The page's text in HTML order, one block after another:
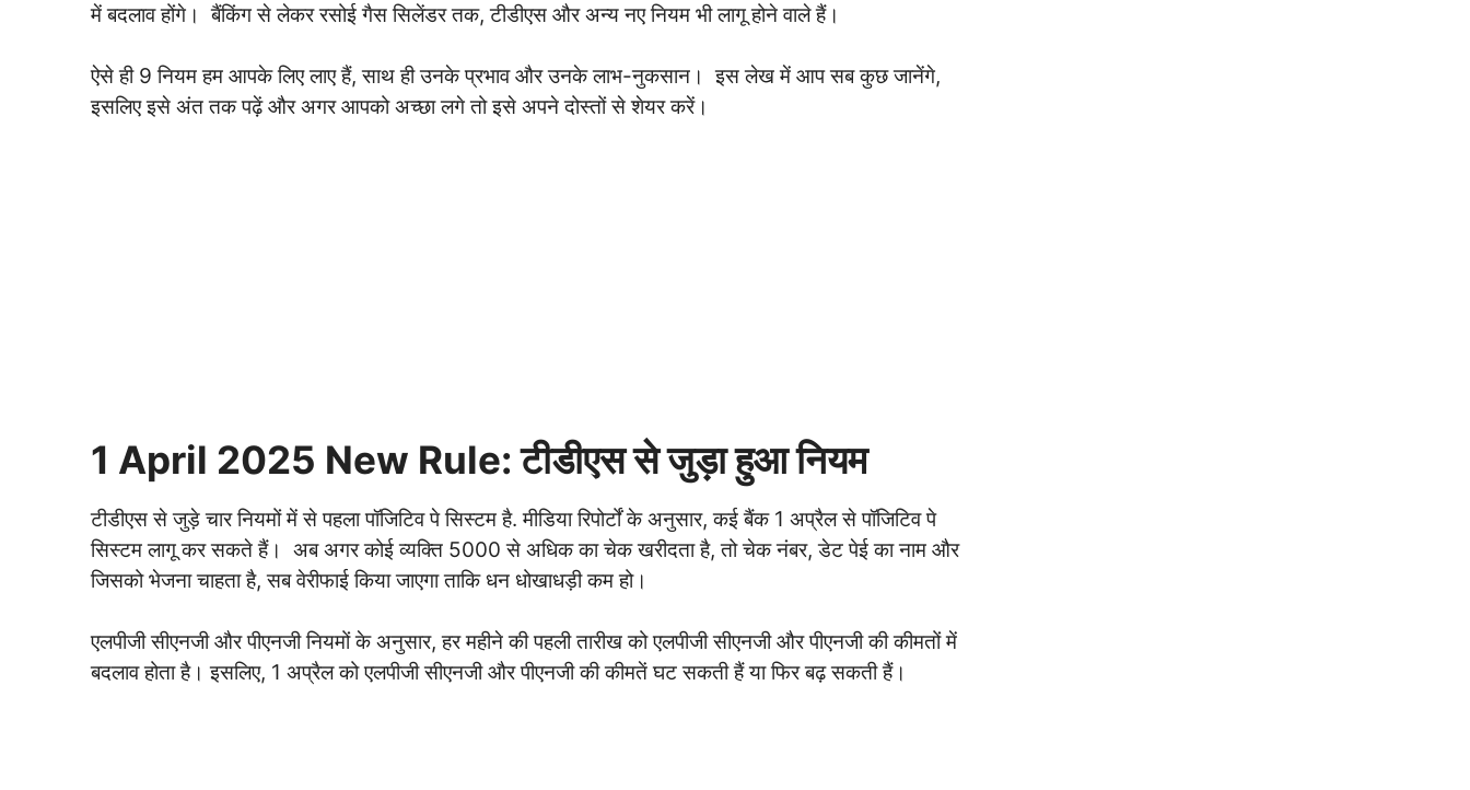
में बदलाव होंगे। बैंकिंग से लेकर रसोई गैस सिलेंडर तक, टीडीएस और अन्य नए नियम भी लागू होने वाले हैं।
ऐसे ही 9 नियम हम आपके लिए लाए हैं, साथ ही उनके प्रभाव और उनके लाभ-नुकसान। इस लेख में आप सब कुछ जानेंगे,
इसलिए इसे अंत तक पढ़ें और अगर आपको अच्छा लगे तो इसे अपने दोस्तों से शेयर करें।
1 April 2025 New Rule: टीडीएस से जुड़ा हुआ नियम
टीडीएस से जुड़े चार नियमों में से पहला पॉजिटिव पे सिस्टम है. मीडिया रिपोर्टों के अनुसार, कई बैंक 1 अप्रैल से पॉजिटिव पे
सिस्टम लागू कर सकते हैं। अब अगर कोई व्यक्ति 5000 से अधिक का चेक खरीदता है, तो चेक नंबर, डेट पेई का नाम और
जिसको भेजना चाहता है, सब वेरीफाई किया जाएगा ताकि धन धोखाधड़ी कम हो।
एलपीजी सीएनजी और पीएनजी नियमों के अनुसार, हर महीने की पहली तारीख को एलपीजी सीएनजी और पीएनजी की कीमतों में
बदलाव होता है। इसलिए, 1 अप्रैल को एलपीजी सीएनजी और पीएनजी की कीमतें घट सकती हैं या फिर बढ़ सकती हैं।